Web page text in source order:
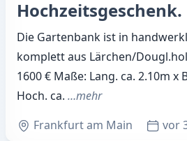
Die Gartenbank ist in
komplett aus Lärchen/
1600 € Maße: Lang. ca. 2.10m x
Hoch. ca. …mehr
Frankfurt am Main
vor